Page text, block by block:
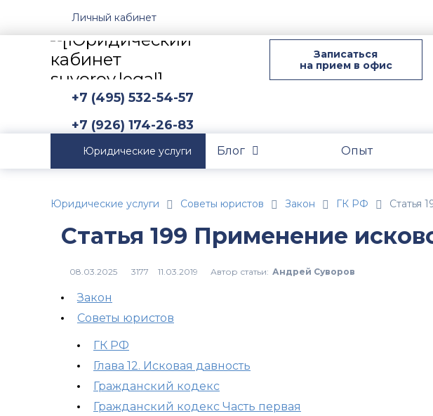
Личный кабинет
Записаться
на прием в офис
+7 (495) 532-54-57
+7 (926) 174-26-83
Юридические услуги Блог Опыт
Юридические услуги Советы юристов Закон ГК РФ Статья
Статья 199 Применение
3177 Автор статьи: Андрей Суворов
Закон
Советы юристов
ГК РФ
Глава 12. Исковая давность
Гражданский кодекс
Гражданский кодекс Часть первая